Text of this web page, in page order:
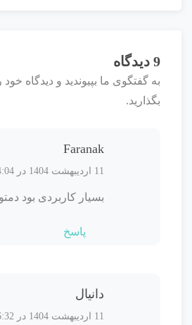
9 دیدگاه
به گفتگوی ما بپیوندید و دیدگاه خود
بگذارید.
Faranak
11 اردیبهشت 1404 در 04:04
بسیار کاربردی بود
پاسخ
دانیال
11 اردیبهشت 1404 در 06:32